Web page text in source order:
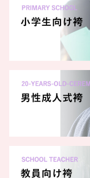
一蔵
一蔵 横